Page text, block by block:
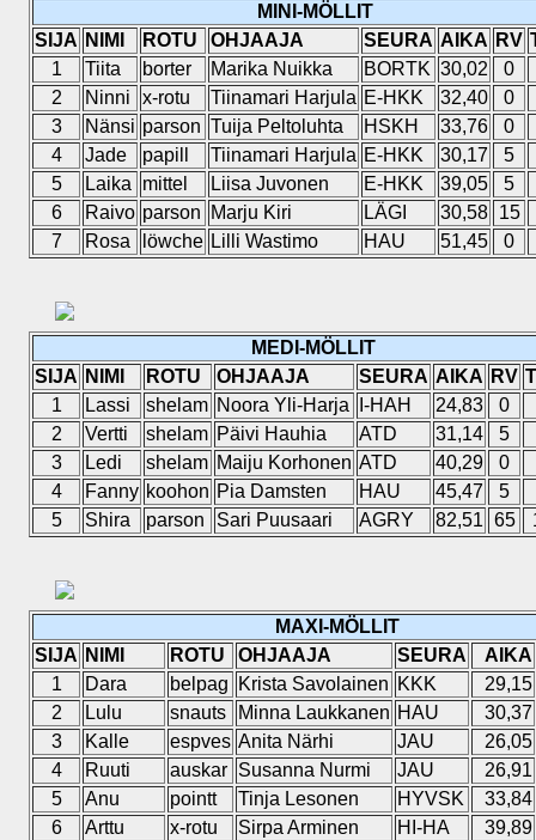
MINI-MÖLLIT
SIJA NIMI ROTU OHJAAJA SEURA AIKA RV
1
Tiita borter Marika Nuikka BORTK 30,02
0
2
Ninni x-rotu Tiinamari Harjula E-HKK 32,40
0
3
Nänsi parson Tuija Peltoluhta HSKH 33,76
0
4
Jade papill Tiinamari Harjula E-HKK 30,17
5
5
Laika mittel Liisa Juvonen E-HKK 39,05
5
6
Raivo parson Marju Kiri LÄGI 30,58 15
7
Rosa löwche Lilli Wastimo HAU 51,45 0
MEDI-MÖLLIT
SIJA NIMI ROTU OHJAAJA SEURA AIKA RV
1
Lassi shelam Noora Yli-Harja I-HAH 24,83
0
2
Vertti shelam Päivi Hauhia ATD 31,14
5
3
Ledi shelam Maiju Korhonen ATD 40,29
0
4
Fanny koohon Pia Damsten HAU 45,47
5
5
Shira parson Sari Puusaari AGRY 82,51 65
MAXI-MÖLLIT
SIJA NIMI ROTU OHJAAJA SEURA
AIKA
1
Dara belpag Krista Savolainen KKK
29,15
2
Lulu snauts Minna Laukkanen HAU
30,37
3
Kalle espves Anita Närhi JAU
26,05
4
Ruuti auskar Susanna Nurmi JAU
26,91
5
Anu pointt Tinja Lesonen HYVSK
33,84
6
Arttu x-rotu Sirpa Arminen HI-HA
39,89